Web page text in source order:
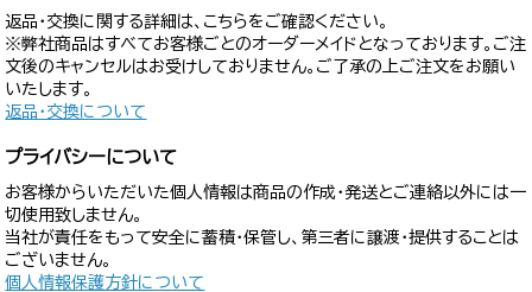
返品・交換に関する詳細は、こちらをご確認ください。
※弊社商品はすべてお客様ごとのオーダーメイドとなっております。ご注
文後のキャンセルはお受けしておりません。ご了承の上ご注文をお願い
いたします。
返品・交換について
プライバシーについて
お客様からいただいた個人情報は商品の作成・発送とご連絡以外には一
切使用致しません。
当社が責任をもって安全に蓄積・保管し、第三者に譲渡・提供することは
ございません。
個人情報保護方針について